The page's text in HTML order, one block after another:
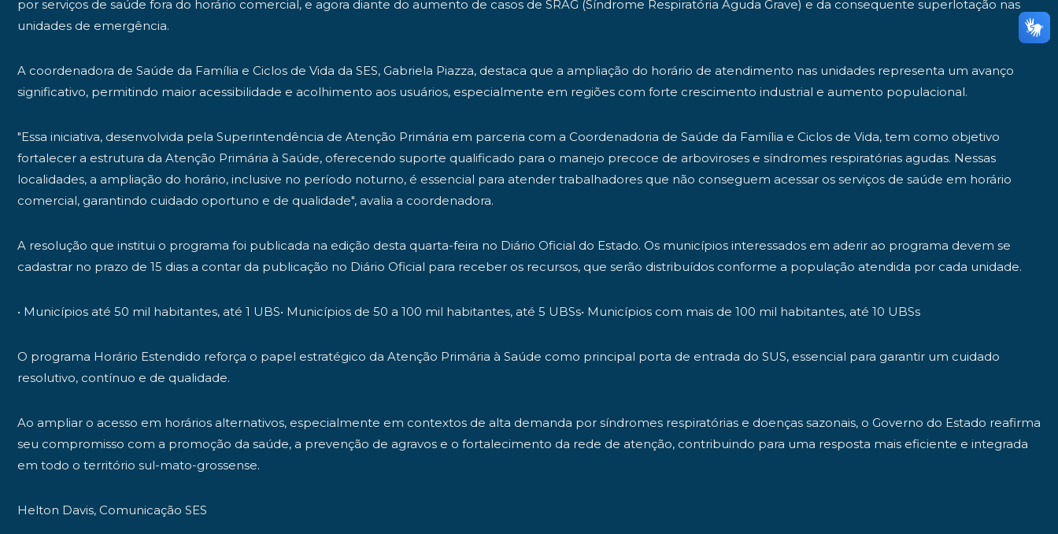
por serviços de saúde fora do horário comercial, e agora diante do aumento de casos de SRAG (Síndrome Respiratória Aguda Grave) e da consequente superlotação nas
unidades de emergência.
A coordenadora de Saúde da Família e Ciclos de Vida da SES, Gabriela Piazza, destaca que a ampliação do horário de atendimento nas unidades representa um avanço
significativo, permitindo maior acessibilidade e acolhimento aos usuários, especialmente em regiões com forte crescimento industrial e aumento populacional.
"Essa iniciativa, desenvolvida pela Superintendência de Atenção Primária em parceria com a Coordenadoria de Saúde da Família e Ciclos de Vida, tem como objetivo
fortalecer a estrutura da Atenção Primária à Saúde, oferecendo suporte qualificado para o manejo precoce de arboviroses e síndromes respiratórias agudas. Nessas
localidades, a ampliação do horário, inclusive no período noturno, é essencial para atender trabalhadores que não conseguem acessar os serviços de saúde em horário
comercial, garantindo cuidado oportuno e de qualidade", avalia a coordenadora.
A resolução que institui o programa foi publicada na edição desta quarta-feira no Diário Oficial do Estado. Os municípios interessados em aderir ao programa devem se
cadastrar no prazo de 15 dias a contar da publicação no Diário Oficial para receber os recursos, que serão distribuídos conforme a população atendida por cada unidade.
• Municípios até 50 mil habitantes, até 1 UBS• Municípios de 50 a 100 mil habitantes, até 5 UBSs• Municípios com mais de 100 mil habitantes, até 10 UBSs
O programa Horário Estendido reforça o papel estratégico da Atenção Primária à Saúde como principal porta de entrada do SUS, essencial para garantir um cuidado
resolutivo, contínuo e de qualidade.
Ao ampliar o acesso em horários alternativos, especialmente em contextos de alta demanda por síndromes respiratórias e doenças sazonais, o Governo do Estado reafirma
seu compromisso com a promoção da saúde, a prevenção de agravos e o fortalecimento da rede de atenção, contribuindo para uma resposta mais eficiente e integrada
em todo o território sul-mato-grossense.
Helton Davis, Comunicação SES